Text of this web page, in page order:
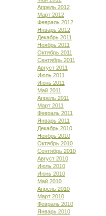
Апрель 2012
Март 2012
Февраль 2012
Январь 2012
Декабрь 2011
Ноябрь 2011
Октябрь 2011
Сентябрь 2011
Август 2011
Июль 2011
Июнь 2011
Май 2011
Апрель 2011
Март 2011
Февраль 2011
Январь 2011
Декабрь 2010
Ноябрь 2010
Октябрь 2010
Сентябрь 2010
Август 2010
Июль 2010
Июнь 2010
Май 2010
Апрель 2010
Март 2010
Февраль 2010
Январь 2010